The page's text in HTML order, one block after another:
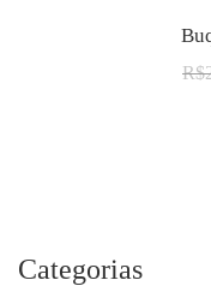
R$
Categorias